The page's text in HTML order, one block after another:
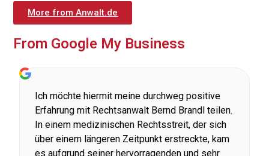
More from Anwalt.de
From Google My Business
Ich möchte hiermit meine durchweg positive
Erfahrung mit Rechtsanwalt Bernd Brandl teilen.
In einem medizinischen Rechtsstreit, der sich
über einem längeren Zeitpunkt erstreckte, kam
es aufgrund seiner hervorragenden und sehr